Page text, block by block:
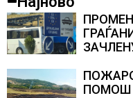
Полска,
ПОМОШ